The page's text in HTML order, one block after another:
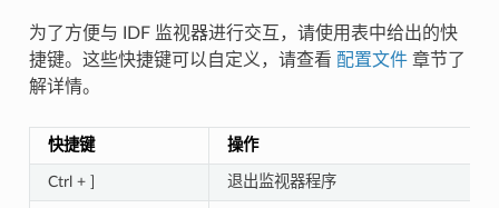
为了方便与 IDF 监视器进行交互，请使用表中给出的快
捷键。这些快捷键可以自定义，请查看 配置文件章节了
解详情。
快捷键 操作
Ctrl + ] 退出监视器程序